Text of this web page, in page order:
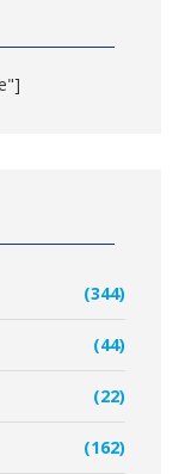
(344)
(44)
(22)
(162)